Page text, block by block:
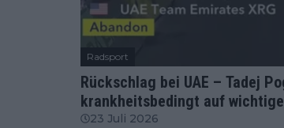
Radsport
Rückschlag bei UAE – Tadej
krankheitsbedingt auf
23 Juli 2026